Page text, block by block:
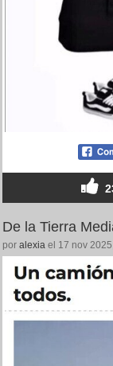
De la Tierra
por alexia el 17 nov